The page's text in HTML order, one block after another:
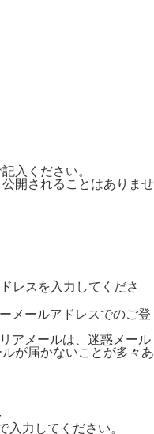
入ください。
開されることはありませ
レスを入力してくださ
メールアドレスでのご登
アメールは、迷惑メール
が届かないことが多々あ
入力してください。